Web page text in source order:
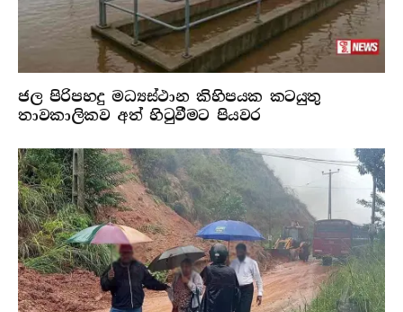
ජල පිරිපහදු මධ්‍යස්ථාන කිහිපයක කටයුතු
තාවකාලිකව අත් හිටුවීමට පියවර